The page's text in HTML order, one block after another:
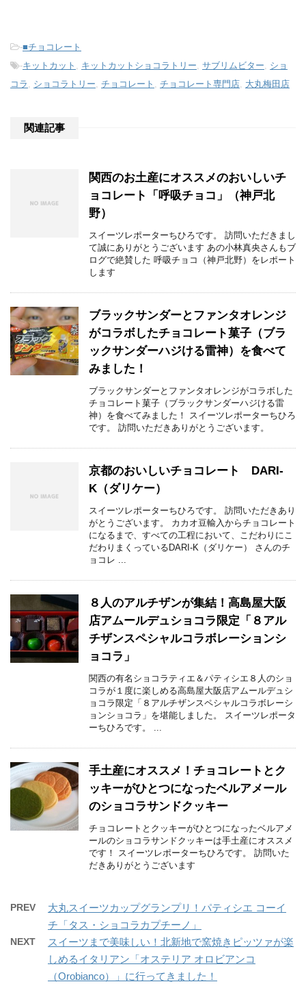
-■チョコレート
-キットカット , キットカットショコラトリー, サブリムビター, ショ
コラ , ショコラトリー, チョコレート , チョコレート専門店, 大丸梅田店
関連記事
関西のお土産にオススメのおいしいチ
ョコレート「呼吸チョコ」（神戸北
野）
スイーツレポーターちひろです。 訪問いただきまし
て誠にありがとうございます あの小林真央さんもブ
ログで絶賛した 呼吸チョコ（神戸北野）をレポート
します
ブラックサンダーとファンタオレンジ
がコラボしたチョコレート菓子（ブラ
ックサンダーハジける雷神）を食べて
みました！
ブラックサンダーとファンタオレンジがコラボした
チョコレート菓子（ブラックサンダーハジける雷
神）を食べてみました！ スイーツレポーターちひろ
です。 訪問いただきありがとうございます。
京都のおいしいチョコレート DARI-
K（ダリケー）
スイーツレポーターちひろです。 訪問いただきあり
がとうございます。 カカオ豆輸入からチョコレート
になるまで、すべての工程において、こだわりにこ
だわりまくっているDARI-K（ダリケー） さんのチ
ョコレ ...
８人のアルチザンが集結！高島屋大阪
店アムールデュショコラ限定「８アル
チザンスペシャルコラボレーションシ
ョコラ」
関西の有名ショコラティエ＆パティシエ８人のショ
コラが１度に楽しめる高島屋大阪店アムールデュシ
ョコラ限定「８アルチザンスペシャルコラボレーシ
ョンショコラ」を堪能しました。 スイーツレポータ
ーちひろです。 ...
手土産にオススメ！チョコレートとク
ッキーがひとつになったベルアメール
のショコラサンドクッキー
チョコレートとクッキーがひとつになったベルアメ
ールのショコラサンドクッキーは手土産にオススメ
です！ スイーツレポーターちひろです。 訪問いた
だきありがとうございます
PREV
大丸スイーツカップグランプリ！パティシエ コーイ
チ「タス・ショコラカプチーノ」
NEXT
スイーツまで美味しい！北新地で窯焼きピッツァが楽
しめるイタリアン「オステリア オロビアンコ
（Orobianco）」に行ってきました！